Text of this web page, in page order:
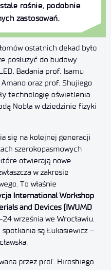
rośnie, podobnie
zastosowań.
ostatnich dekad było
posłużyć do budowy
Badania prof. Isamu
oraz prof. Shujiego
technologię oświetlenia
Nobla w dziedzinie fizyki
się na kolejnej generacji
szerokopasmowych
otwierają nowe
w zakresie
To właśnie
International Workshop
and Devices (IWUMD
września we Wrocławiu.
są Łukasiewicz –
przez prof. Hiroshiego